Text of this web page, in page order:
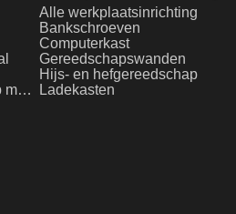
Elektrisch gereedschap metaalbewerking
Alle werkplaatsinrichting
Bankschroeven
Computerkast
Gereedschapswanden
Hijs- en hefgereedschap
Ladekasten